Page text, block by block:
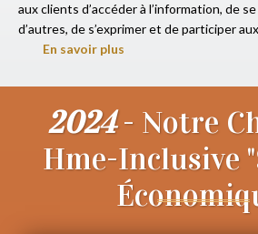
aux clients d’accéder à l’information, de
d’autres, de s’exprimer et de participer
En savoir plus
2024- Notre
Hme-Inclusive